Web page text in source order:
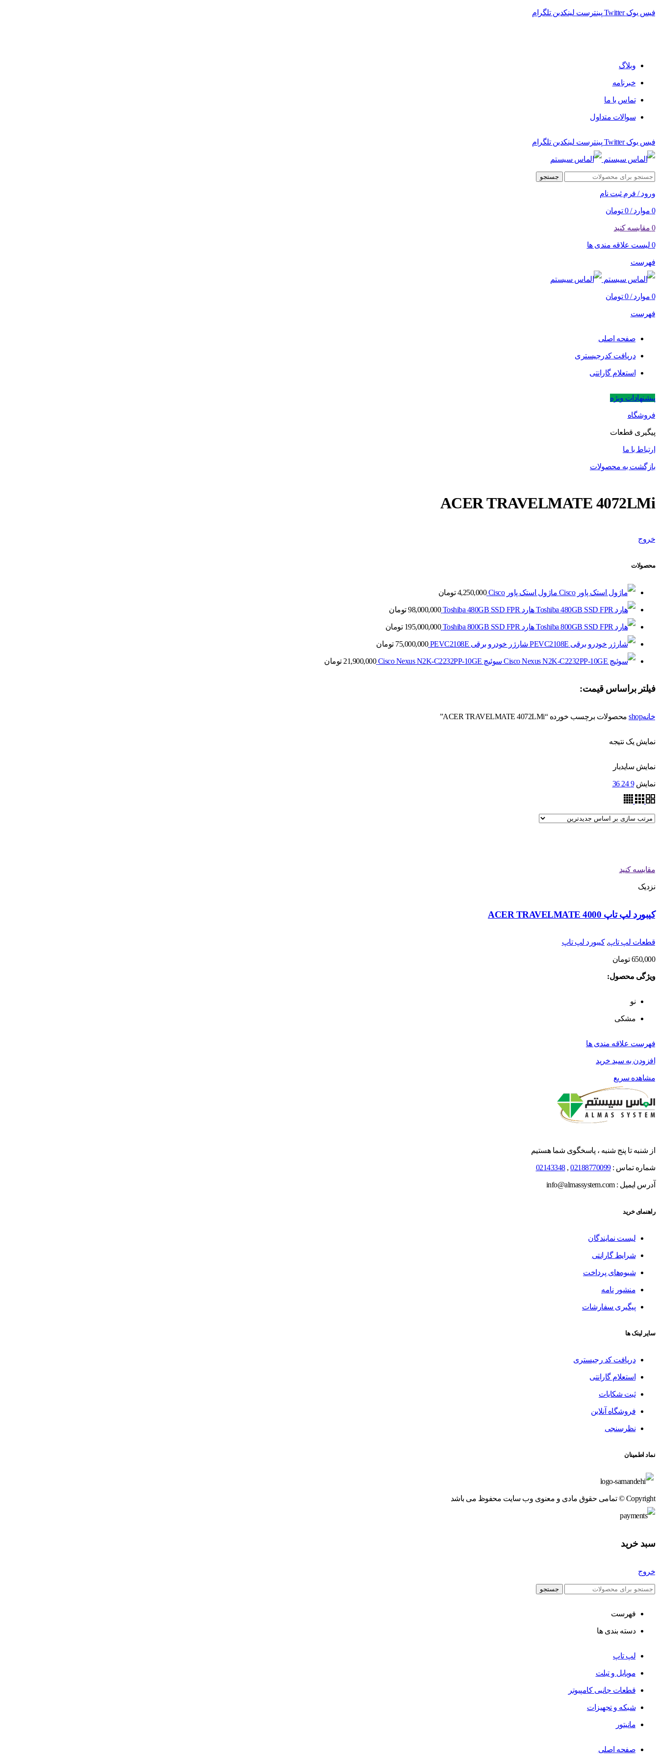
فیس بوک Twitter پینترست لینکدین تلگرام
وبلاگ
خبرنامه
تماس با ما
سوالات متداول
فیس بوک Twitter پینترست لینکدین تلگرام
جستجو
ورود / فرم ثبت نام
0 موارد /
0 تومان
0 مقایسه کنید
0 لیست علاقه مندی ها
فهرست
0 موارد /
0 تومان
فهرست
صفحه اصلی
دریافت کدرجیستری
استعلام گارانتی
پیشنهادات ویژه
فروشگاه
پیگیری قطعات
ارتباط با ما
بازگشت به محصولات
ACER TRAVELMATE 4072LMi
خروج
محصولات
ماژول استک پاور Cisco 4,250,000 تومان
هارد Toshiba 480GB SSD FPR 98,000,000 تومان
هارد Toshiba 800GB SSD FPR 195,000,000 تومان
شارژر خودرو برقی PEVC2108E 75,000,000 تومان
سوئیچ Cisco Nexus N2K-C2232PP-10GE 21,900,000 تومان
فیلتر براساس قیمت:
خانهshop محصولات برچسب خورده “ACER TRAVELMATE 4072LMi”
نمایش یک نتیجه
نمایش سایدبار
نمایش 9
24
36
مقایسه کنید
نزدیک
کیبورد لپ تاپ ACER TRAVELMATE 4000
قطعات لپ تاپ,کیبورد لپ تاپ
650,000 تومان
ویژگی محصول:
نو
مشکی
فهرست علاقه مندی ها
افزودن به سبد خرید
مشاهده سریع
از شنبه تا پنج شنبه ، پاسخگوی شما هستیم
شماره تماس :02188770099
,
02143348
آدرس ایمیل : info@almassystem.com
راهنمای خرید
لیست نمایندگان
شرایط گارانتی
شیوه‌های پرداخت
منشور نامه
پیگیری سفارشات
سایر لینک ها
دریافت کد رجیستری
استعلام گارانتی
ثبت شکایات
فروشگاه آنلاین
نظرسنجی
نماد اطمینان
Copyright © تمامی حقوق مادی و معنوی وب سایت محفوظ می باشد
سبد خرید
خروج
جستجو
فهرست
دسته بندی ها
لپ تاپ
موبایل و تبلت
قطعات جانبی کامپیوتر
شبکه و تجهیزات
مانیتور
صفحه اصلی